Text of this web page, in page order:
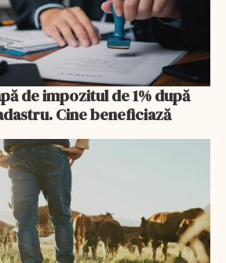
de impozitul de 1% după
Cine beneficiază